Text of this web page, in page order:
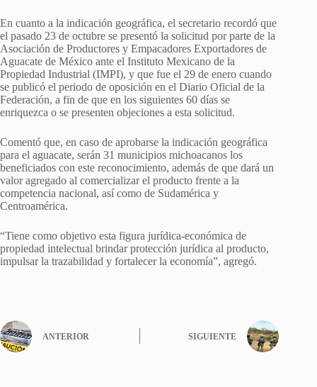
En cuanto a la indicación geográfica, el secretario recordó que
el pasado 23 de octubre se presentó la solicitud por parte de la
Asociación de Productores y Empacadores Exportadores de
Aguacate de México ante el Instituto Mexicano de la
Propiedad Industrial (IMPI), y que fue el 29 de enero cuando
se publicó el periodo de oposición en el Diario Oficial de la
Federación, a fin de que en los siguientes 60 días se
enriquezca o se presenten objeciones a esta solicitud.
Comentó que, en caso de aprobarse la indicación geográfica
para el aguacate, serán 31 municipios michoacanos los
beneficiados con este reconocimiento, además de que dará un
valor agregado al comercializar el producto frente a la
competencia nacional, así como de Sudamérica y
Centroamérica.
“Tiene como objetivo esta figura jurídica-económica de
propiedad intelectual brindar protección jurídica al producto,
impulsar la trazabilidad y fortalecer la economía”, agregó.
ANTERIOR SIGUIENTE